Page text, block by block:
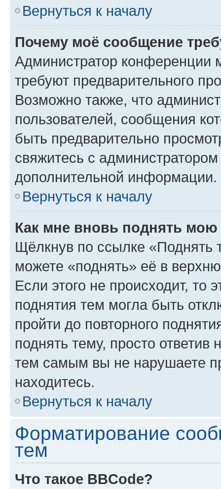
Вернуться к началу
Почему моё сообщение
Администратор конференции
требуют предварительного
Возможно также, что
пользователей, сообщения
быть предварительно
свяжитесь с
дополнительной информации.
Вернуться к началу
Как мне вновь поднять мою
Щёлкнув по ссылке «Поднять
можете «поднять» её в
Если этого не происходит, то
поднятия тем могла быть
пройти до повторного
поднять тему, просто ответив
тем самым вы не нарушаете
находитесь.
Вернуться к началу
Форматирование
тем
Что такое BBCode?